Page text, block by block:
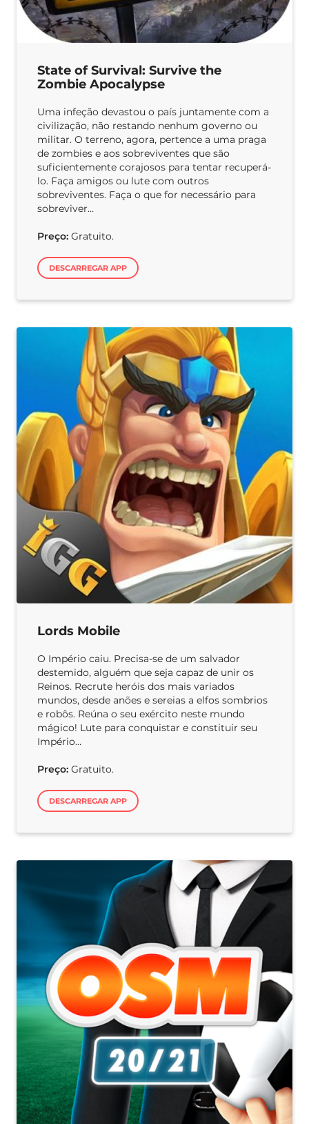
State of Survival: Survive the
Zombie Apocalypse
Uma infeção devastou o país juntamente com a
civilização, não restando nenhum governo ou
militar. O terreno, agora, pertence a uma praga
de zombies e aos sobreviventes que são
suficientemente corajosos para tentar recuperá-
lo. Faça amigos ou lute com outros
sobreviventes. Faça o que for necessário para
sobreviver…
Preço: Gratuito.
DESCARREGAR APP
Lords Mobile
O Império caiu. Precisa-se de um salvador
destemido, alguém que seja capaz de unir os
Reinos. Recrute heróis dos mais variados
mundos, desde anões e sereias a elfos sombrios
e robôs. Reúna o seu exército neste mundo
mágico! Lute para conquistar e constituir seu
Império…
Preço: Gratuito.
DESCARREGAR APP